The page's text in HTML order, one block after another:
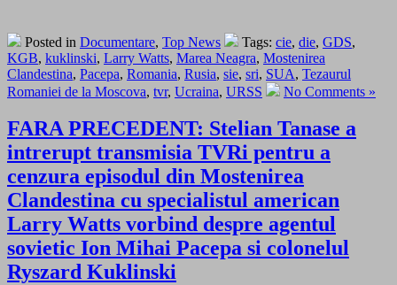
Posted in Documentare, Top News Tags: cie, die, GDS,
KGB, kuklinski, Larry Watts, Marea Neagra, Mostenirea
Clandestina, Pacepa, Romania, Rusia, sie, sri, SUA, Tezaurul
Romaniei de la Moscova, tvr, Ucraina, URSS No Comments »
FARA PRECEDENT: Stelian Tanase a
intrerupt transmisia TVRi pentru a
cenzura episodul din Mostenirea
Clandestina cu specialistul american
Larry Watts vorbind despre agentul
sovietic Ion Mihai Pacepa si colonelul
Ryszard Kuklinski